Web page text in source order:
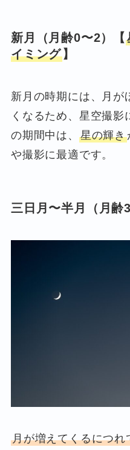
新月（月齢0〜2） 【
イミング 】
新月の時期には、月が
くなるため、星空撮影
の期間中は、 星の輝き
や撮影に最適です。
三日月〜半月（月齢3
月が増えてくるにつ